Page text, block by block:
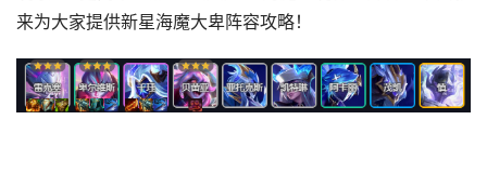
来为大家提供新星海魔大卑阵容攻略！